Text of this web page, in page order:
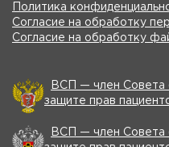
Политика
Согласие на обработку
Согласие на обработку
ВСП — член Совета
защите прав
ВСП — член Совета